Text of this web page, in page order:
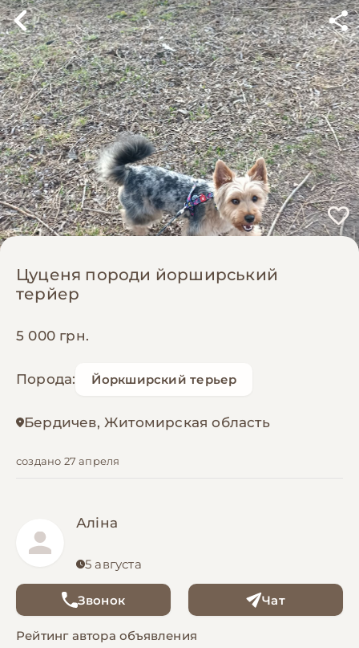
Цуценя породи йорширський
терйер
5 000 грн.
Порода: Йоркширский терьер
Бердичев, Житомирская область
создано 27 апреля
Аліна
5 августа
Звонок Чат
Рейтинг автора объявления